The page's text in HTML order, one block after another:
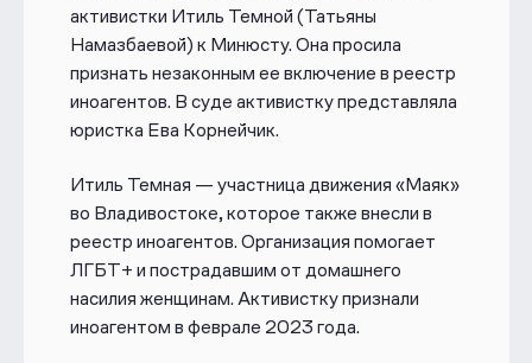
активистки Итиль Темной (Татьяны
Намазбаевой) к Минюсту. Она просила
признать незаконным ее включение в реестр
иноагентов. В суде активистку представляла
юристка Ева Корнейчик.
Итиль Темная — участница движения «Маяк»
во Владивостоке, которое также внесли в
реестр иноагентов. Организация помогает
ЛГБТ+ и пострадавшим от домашнего
насилия женщинам. Активистку признали
иноагентом в феврале 2023 года.